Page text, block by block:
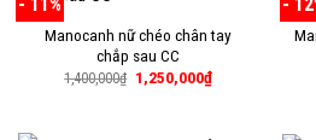
- 11%
Manocanh nữ chéo chân tay
chắp sau CC
1,400,000₫ Giá
gốc
1,250,000₫Giá
hiện
-